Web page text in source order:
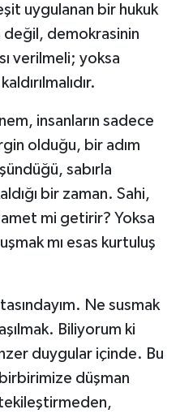
uygulanan bir hukuk
değil, demokrasinin
verilmeli; yoksa
insanların sadece
olduğu, bir adım
sabırla
bir zaman. Sahi,
mi getirir? Yoksa
mı esas kurtuluş
Ne susmak
Biliyorum ki
duygular içinde. Bu
düşman